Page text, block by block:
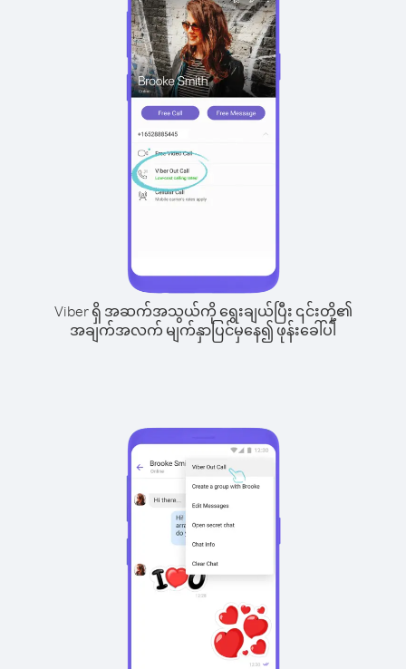
Viber ရှိ အဆက်အသွယ်ကို ရွေးချယ်ပြီး ၎င်းတို့၏
အချက်အလက် မျက်နှာပြင်မှနေ၍ ဖုန်းခေါ်ပါ